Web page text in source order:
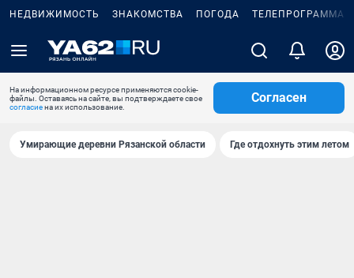
НЕДВИЖИМОСТЬ ЗНАКОМСТВА ПОГОДА ТЕЛЕПРОГРАММА
На информационном ресурсе применяются cookie-
файлы. Оставаясь на сайте, вы подтверждаете свое
согласиена их использование.
Согласен
Умирающие деревни Рязанской области Где отдохнуть этим летом